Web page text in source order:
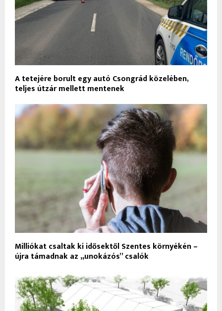
A tetejére borult egy autó Csongrád közelében,
teljes útzár mellett mentenek
Milliókat csaltak ki idősektől Szentes környékén –
újra támadnak az „unokázós” csalók